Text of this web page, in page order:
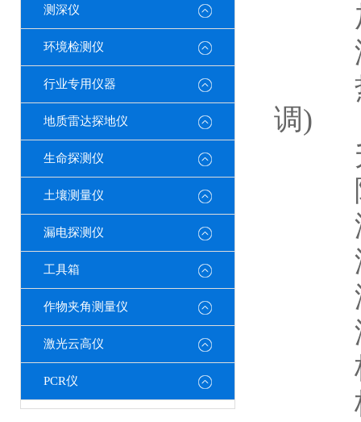
测深仪
环境检测仪
行业专用仪器
地质雷达探地仪
生命探测仪
土壤测量仪
漏电探测仪
工具箱
作物夹角测量仪
激光云高仪
PCR仪
加
温
热
调)
升
降
温
温
温
温
梯
梯